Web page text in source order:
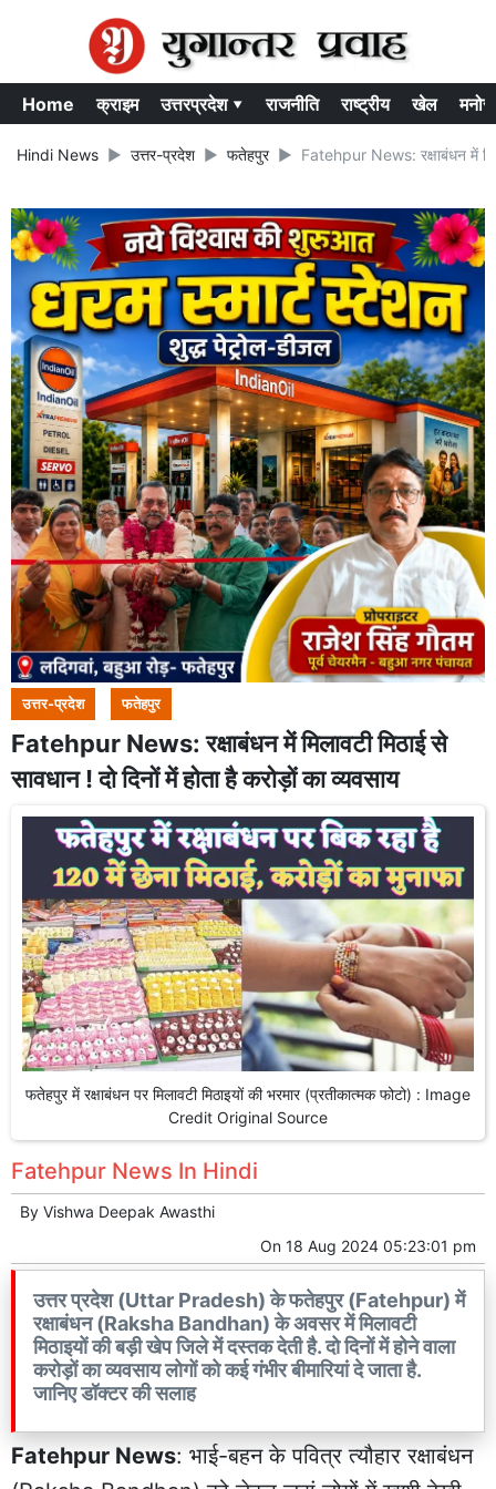
Home क्राइम उत्तरप्रदेश ▾ राजनीति राष्ट्रीय खेल
Hindi News उत्तर-प्रदेश फतेहपुर Fatehpur News: रक्षाबंधन में
उत्तर-प्रदेश फतेहपुर
Fatehpur News: रक्षाबंधन में मिलावटी मिठाई से
सावधान ! दो दिनों में होता है करोड़ों का व्यवसाय
फतेहपुर में रक्षाबंधन पर मिलावटी मिठाइयों की भरमार (प्रतीकात्मक फोटो) : Image
Credit Original Source
Fatehpur News In Hindi
By Vishwa Deepak Awasthi
On 18 Aug 2024 05:23:01 pm
उत्तर प्रदेश (Uttar Pradesh) के फतेहपुर (Fatehpur) में
रक्षाबंधन (Raksha Bandhan) के अवसर में मिलावटी
मिठाइयों की बड़ी खेप जिले में दस्तक देती है. दो दिनों में होने वाला
करोड़ों का व्यवसाय लोगों को कई गंभीर बीमारियां दे जाता है.
जानिए डॉक्टर की सलाह
Fatehpur News: भाई-बहन के पवित्र त्यौहार रक्षाबंधन